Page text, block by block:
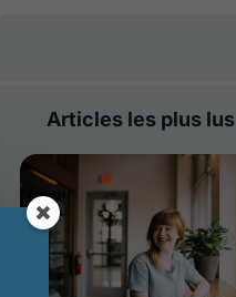
Articles les plus lus